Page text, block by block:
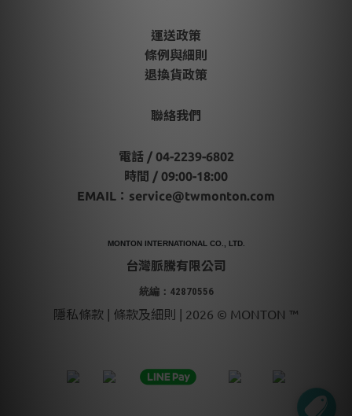
運送政策
條例與細則
退換貨政策
聯絡我們
電話 / 04-2239-6802
時間 / 09:00-18:00
EMAIL： service@twmonton.com
MONTON INTERNATIONAL CO., LTD.
台灣脈騰有限公司
統編：42870556
隱私條款 | 條款及細則 | 2026 © MONTON ™